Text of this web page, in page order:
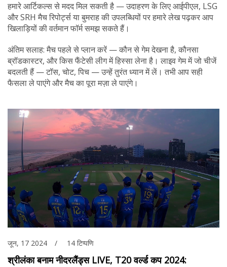
हमारे आर्टिकल्स से मदद मिल सकती है — उदाहरण के लिए आईपीएल, LSG
और SRH मैच रिपोर्ट्स या बुमराह की उपलब्धियों पर हमारे लेख पढ़कर आप
खिलाड़ियों की वर्तमान फॉर्म समझ सकते हैं।
अंतिम सलाह: मैच पहले से प्लान करें — कौन से गेम देखना है, कौनसा
ब्रॉडकास्टर, और किस फैंटेसी लीग में हिस्सा लेना है। लाइव गेम में जो चीजें
बदलती हैं — टॉस, चोट, पिच — उन्हें तुरंत ध्यान में लें। तभी आप सही
फैसला ले पाएंगे और मैच का पूरा मज़ा ले पाएंगे।
जून, 17 2024 14 टिप्पणि
श्रीलंका बनाम नीदरलैंड्स LIVE, T20 वर्ल्ड कप 2024: